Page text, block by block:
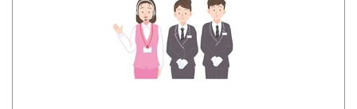
ご相談は無料で承ります